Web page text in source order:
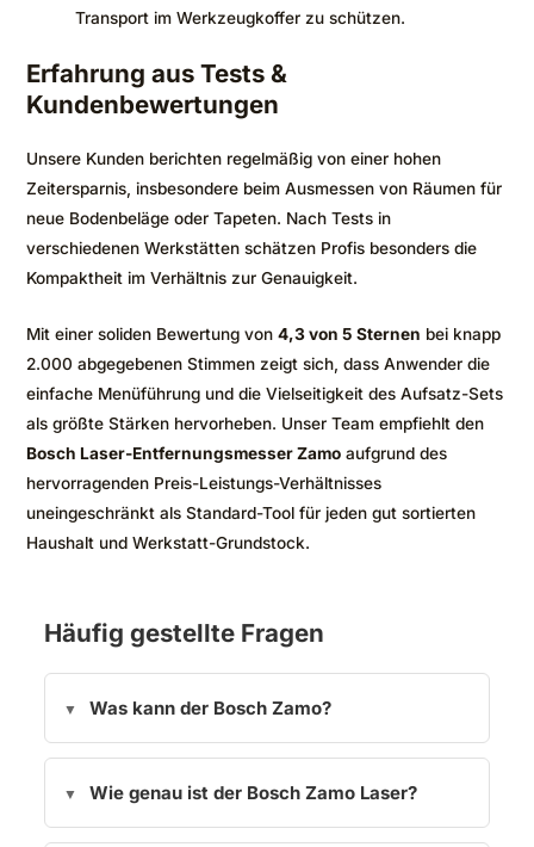
Transport im Werkzeugkoffer zu schützen.
Erfahrung aus Tests &
Kundenbewertungen
Unsere Kunden berichten regelmäßig von einer hohen
Zeitersparnis, insbesondere beim Ausmessen von Räumen für
neue Bodenbeläge oder Tapeten. Nach Tests in
verschiedenen Werkstätten schätzen Profis besonders die
Kompaktheit im Verhältnis zur Genauigkeit.
Mit einer soliden Bewertung von 4,3 von 5 Sternen bei knapp
2.000 abgegebenen Stimmen zeigt sich, dass Anwender die
einfache Menüführung und die Vielseitigkeit des Aufsatz-Sets
als größte Stärken hervorheben. Unser Team empfiehlt den
Bosch Laser-Entfernungsmesser Zamo aufgrund des
hervorragenden Preis-Leistungs-Verhältnisses
uneingeschränkt als Standard-Tool für jeden gut sortierten
Haushalt und Werkstatt-Grundstock.
Häufig gestellte Fragen
Was kann der Bosch Zamo?
Wie genau ist der Bosch Zamo Laser?